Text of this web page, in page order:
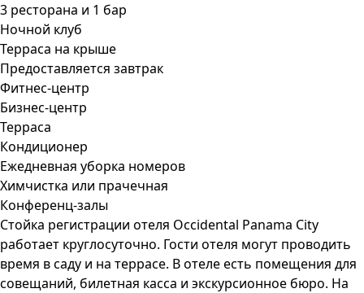
3 ресторана и 1 бар
Ночной клуб
Терраса на крыше
Предоставляется завтрак
Фитнес-центр
Бизнес-центр
Терраса
Кондиционер
Ежедневная уборка номеров
Химчистка или прачечная
Конференц-залы
Стойка регистрации отеля Occidental Panama City
работает круглосуточно. Гости отеля могут проводить
время в саду и на террасе. В отеле есть помещения для
совещаний, билетная касса и экскурсионное бюро. На